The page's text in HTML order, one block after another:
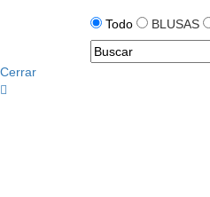
Todo BLUSAS
Cerrar